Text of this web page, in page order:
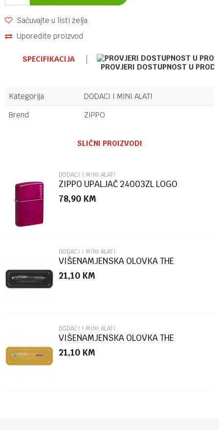
Sačuvajte u listi želja
Uporedite proizvod
SPECIFIKACIJA
PROVJERI DOSTUPNOST U
Kategorija
DODACI I MINI ALATI
Brend
ZIPPO
Poruka
POŠALJI
SLIČNI PROIZVODI
DODACI I MINI ALATI
ZIPPO UPALJAČ 24003ZL LOGO
78,90 KM
DODACI I MINI ALATI
VIŠENAMJENSKA OLOVKA THE
ARCHITECT BLACK BOX
21,10 KM
DODACI I MINI ALATI
VIŠENAMJENSKA OLOVKA THE
ARCHITECT MULTICOLOR
21,10 KM